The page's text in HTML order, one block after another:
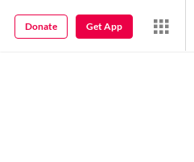
Get App
Donate